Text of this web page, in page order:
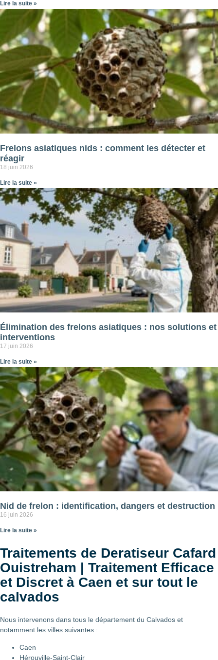
Lire la suite »
Frelons asiatiques nids : comment les détecter et
réagir
18 juin 2026
Lire la suite »
Élimination des frelons asiatiques : nos solutions et
interventions
17 juin 2026
Lire la suite »
Nid de frelon : identification, dangers et destruction
16 juin 2026
Lire la suite »
Traitements de Deratiseur Cafard
Ouistreham | Traitement Efficace
et Discret à Caen et sur tout le
calvados
Nous intervenons dans tous le département du Calvados et
notamment les villes suivantes :
Caen
Hérouville-Saint-Clair